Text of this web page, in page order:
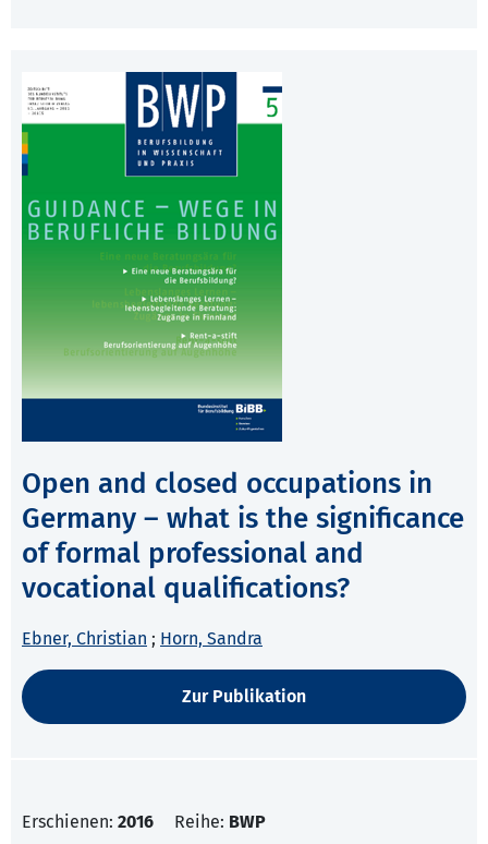
Open and closed occupations in
Germany – what is the significance
of formal professional and
vocational qualifications?
Ebner, Christian ; Horn, Sandra
Zur Publikation
Erschienen: 2016 Reihe: BWP